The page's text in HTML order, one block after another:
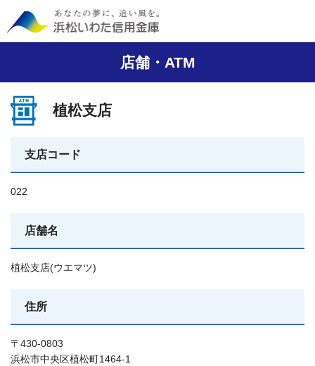
店舗・ATM
植松支店
支店コード
022
店舗名
植松支店(ウエマツ)
住所
〒430-0803
浜松市中央区植松町1464-1